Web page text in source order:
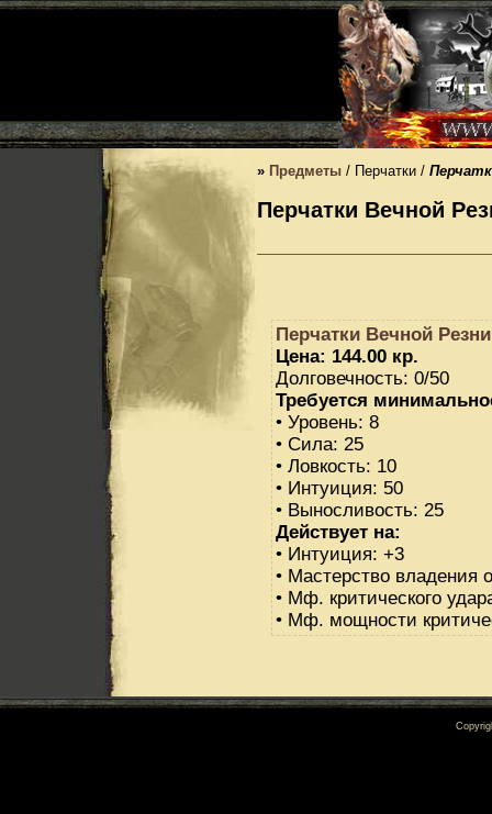
» Предметы / Перчатки /
Перчатки Вечной
Перчатки Вечной
Цена: 144.00 кр.
Долговечность: 0/50
Требуется
• Уровень: 8
• Сила: 25
• Ловкость: 10
• Интуиция: 50
• Выносливость: 25
Действует на:
• Интуиция: +3
• Мастерство владения
• Мф. критического
• Мф. мощности